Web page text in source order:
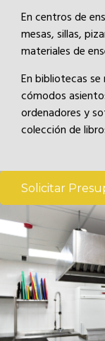
En centros de
mesas, sillas,
materiales de
En bibliotecas
cómodos
ordenadores y
colección de
Solicitar